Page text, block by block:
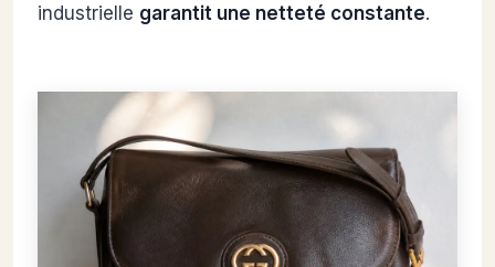
industrielle garantit une netteté constante.